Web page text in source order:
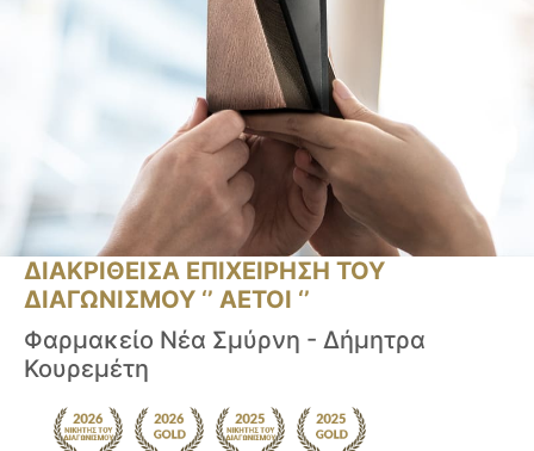
ΔΙΑΚΡΙΘΕΙΣΑ ΕΠΙΧΕΙΡΗΣΗ ΤΟΥ
ΔΙΑΓΩΝΙΣΜΟΥ ‘’ ΑΕΤΟΙ ‘’
Φαρμακείο Νέα Σμύρνη - Δήμητρα
Κουρεμέτη